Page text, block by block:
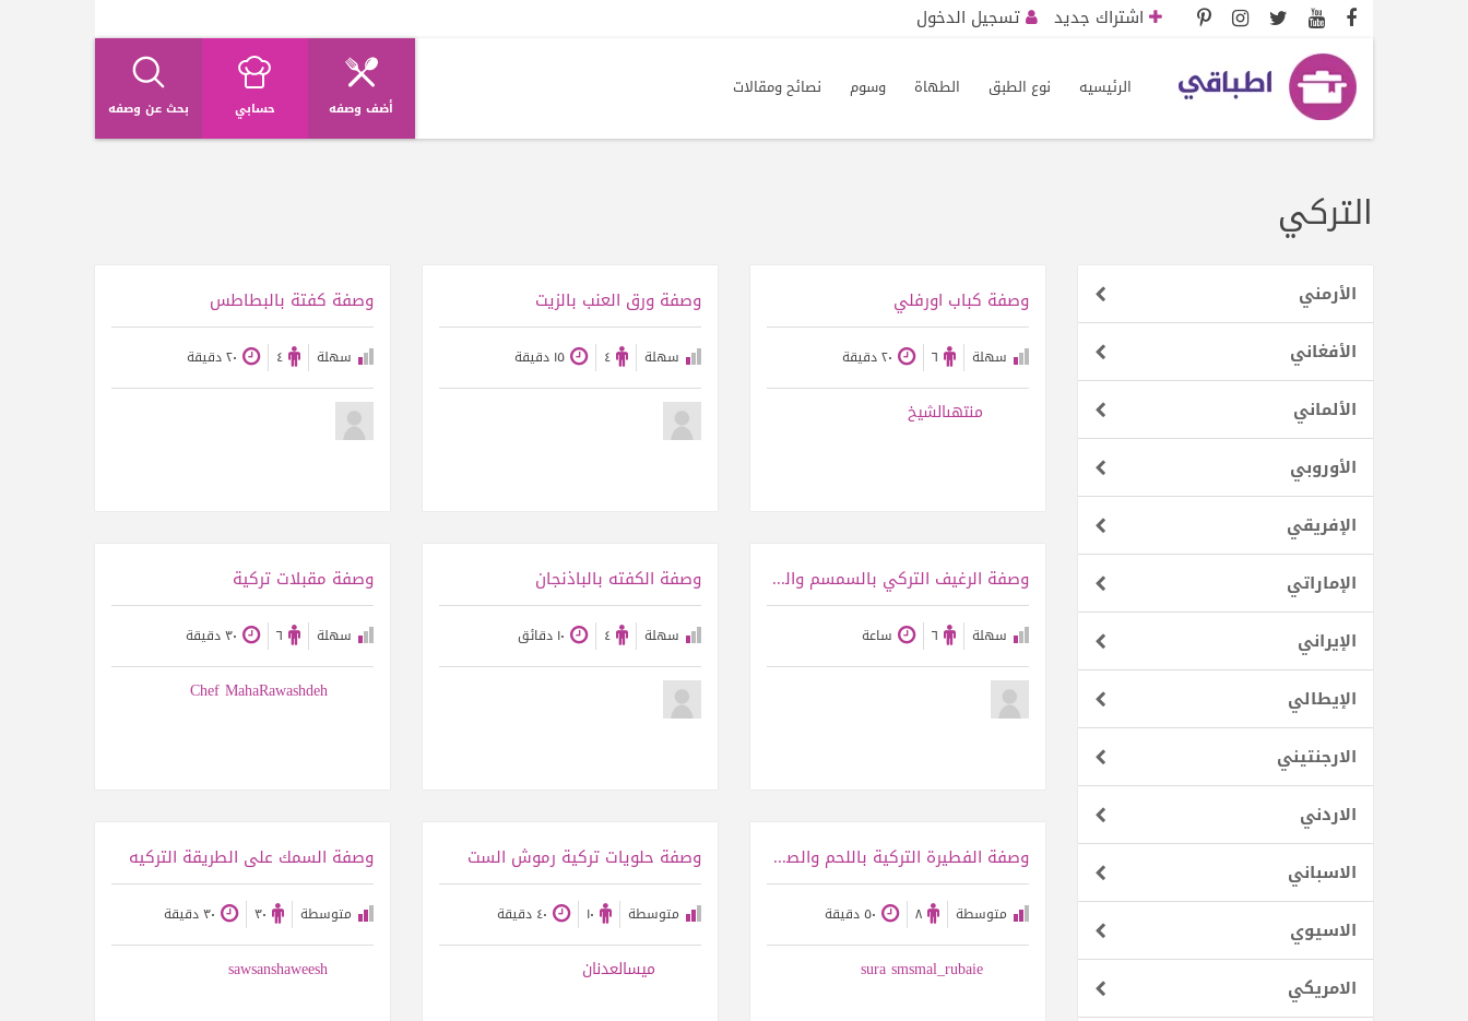
اشتراك جديد تسجيل الدخول
الرئيسيه نوع الطبق الطهاة وسوم نصائح ومقالات
أضف وصفه حسابي بحث عن وصفه
التركي‎
الأرمني
الأفغاني
الألماني
الأوروبي
الإفريقي
الإماراتي
الإيراني
الإيطالي
الارجنتيني
الاردني
الاسباني
الاسيوي
الامريكي
وصفة كباب اورفلي
سهلة
منتهىالشيخ
وصفة ورق العنب بالزيت
سهلة
وصفة كفتة بالبطاطس
سهلة
وصفة الرغيف التركي بالسمسم والشومر
سهلة ساعة
وصفة الكفته بالباذنجان
سهلة
وصفة مقبلات تركية
سهلة
Chef MahaRawashdeh
وصفة الفطيرة التركية باللحم والصوصيج
متوسطة
sura smsmal_rubaie
عرض الوصفة
وصفة حلويات تركية رموش الست
متوسطة
ميسالعدنان
وصفة السمك على الطريقة التركيه
متوسطة
sawsanshaweesh